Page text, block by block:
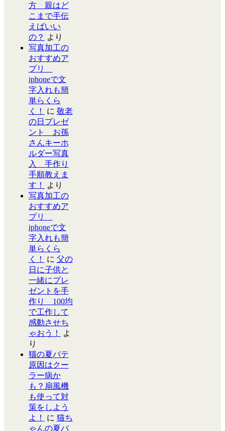
方 親はど
こまで手伝
えばいい
の？ より
写真加工の
おすすめア
プリ
iphoneで文
字入れも簡
単らくら
く！
に 敬老
の日プレゼ
ント お孫
さんキーホ
ルダー写真
入 手作り
手順教えま
す！
より
写真加工の
おすすめア
プリ
iphoneで文
字入れも簡
単らくら
く！
に 父の
日に子供と
一緒にプレ
ゼントを手
作り 100均
で工作して
感動させち
ゃおう！
よ
り
猫の夏バテ
原因はクー
ラー病か
も？扇風機
も使って対
策をしよう
よ！
に 猫ち
ゃんの夏バ